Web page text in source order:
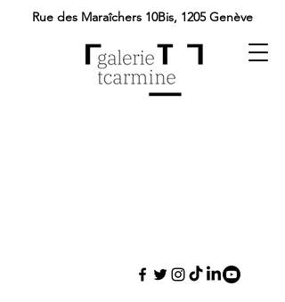
Rue des Maraîchers 10Bis, 1205 Genève